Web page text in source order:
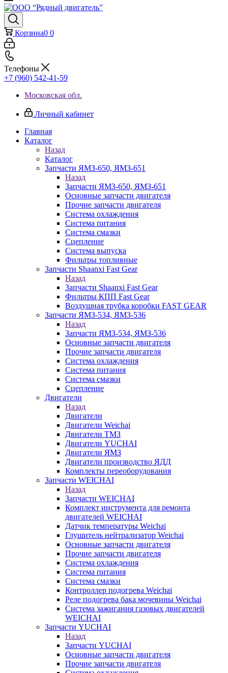
Корзина0 0
Телефоны
+7 (960) 542-41-59
Московская обл.
Личный кабинет
Главная
Каталог
Назад
Каталог
Запчасти ЯМЗ-650, ЯМЗ-651
Назад
Запчасти ЯМЗ-650, ЯМЗ-651
Основные запчасти двигателя
Прочие запчасти двигателя
Система охлаждения
Система питания
Система смазки
Сцепление
Система выпуска
Фильтры топливные
Запчасти Shaanxi Fast Gear
Назад
Запчасти Shaanxi Fast Gear
Фильтры КПП Fast Gear
Воздушная трубка коробки FAST GEAR
Запчасти ЯМЗ-534, ЯМЗ-536
Назад
Запчасти ЯМЗ-534, ЯМЗ-536
Основные запчасти двигателя
Прочие запчасти двигателя
Система охлаждения
Система питания
Система смазки
Сцепление
Двигатели
Назад
Двигатели
Двигатели Weichai
Двигатели ТМЗ
Двигатели YUCHAI
Двигатели ЯМЗ
Двигатели производство ЯДД
Комплекты переоборудования
Запчасти WEICHAI
Назад
Запчасти WEICHAI
Комплект инструмента для ремонта
двигателей WEICHAI
Датчик температуры Weichai
Глушитель нейтрализатор Weichai
Основные запчасти двигателя
Прочие запчасти двигателя
Система охлаждения
Система питания
Система смазки
Контроллер подогрева Weichai
Реле подогрева бака мочевины Weichai
Система зажигания газовых двигателей
WEICHAI
Запчасти YUCHAI
Назад
Запчасти YUCHAI
Основные запчасти двигателя
Прочие запчасти двигателя